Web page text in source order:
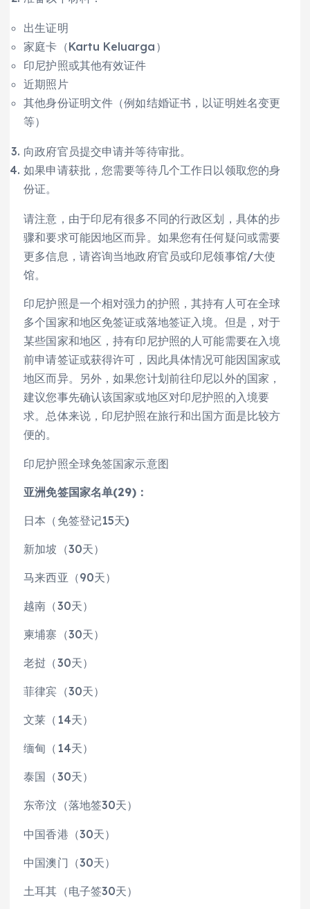
出生证明
家庭卡（Kartu Keluarga）
印尼护照或其他有效证件
近期照片
其他身份证明文件（例如结婚证书，以证明姓名变更
等）
向政府官员提交申请并等待审批。
如果申请获批，您需要等待几个工作日以领取您的身
份证。
请注意，由于印尼有很多不同的行政区划，具体的步
骤和要求可能因地区而异。如果您有任何疑问或需要
更多信息，请咨询当地政府官员或印尼领事馆/大使
馆。
印尼护照是一个相对强力的护照，其持有人可在全球
多个国家和地区免签证或落地签证入境。但是，对于
某些国家和地区，持有印尼护照的人可能需要在入境
前申请签证或获得许可，因此具体情况可能因国家或
地区而异。另外，如果您计划前往印尼以外的国家，
建议您事先确认该国家或地区对印尼护照的入境要
求。总体来说，印尼护照在旅行和出国方面是比较方
便的。
印尼护照全球免签国家示意图
亚洲免签国家名单(29)：
日本（免签登记15天)
新加坡（30天）
马来西亚（90天）
越南（30天）
柬埔寨（30天）
老挝（30天）
菲律宾（30天）
文莱（14天）
缅甸（14天）
泰国（30天）
东帝汶（落地签30天）
中国香港（30天）
中国澳门（30天）
土耳其（电子签30天）